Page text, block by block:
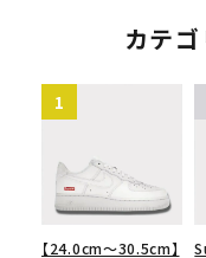
ューズ ホワイト 白
カテ
【24.0cm～30.5cm】